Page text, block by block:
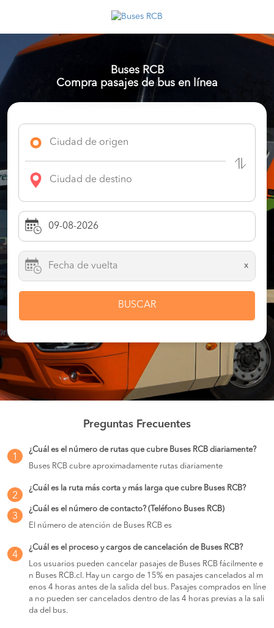
Buses RCB
Compra pasajes de bus en línea
x
BUSCAR
Preguntas Frecuentes
1
¿Cuál es el número de rutas que cubre Buses RCB diariamente?
Buses RCB cubre aproximadamente rutas diariamente
2
¿Cuál es la ruta más corta y más larga que cubre Buses RCB?
3
¿Cuál es el número de contacto? (Teléfono Buses RCB)
El número de atención de Buses RCB es
4
¿Cuál es el proceso y cargos de cancelación de Buses RCB?
Los usuarios pueden cancelar pasajes de Buses RCB fácilmente e
n Buses RCB.cl. Hay un cargo de 15% en pasajes cancelados al m
enos 4 horas antes de la salida del bus. Pasajes comprados en líne
a no pueden ser cancelados dentro de las 4 horas previas a la sali
da del bus.